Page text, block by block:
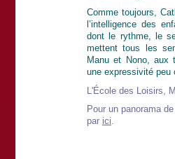
Comme toujours,
l’intelligence des
dont le rythme, le
mettent tous les
Manu et Nono, aux
une expressivité peu
L'École des Loisirs,
Pour un panorama
par ici.